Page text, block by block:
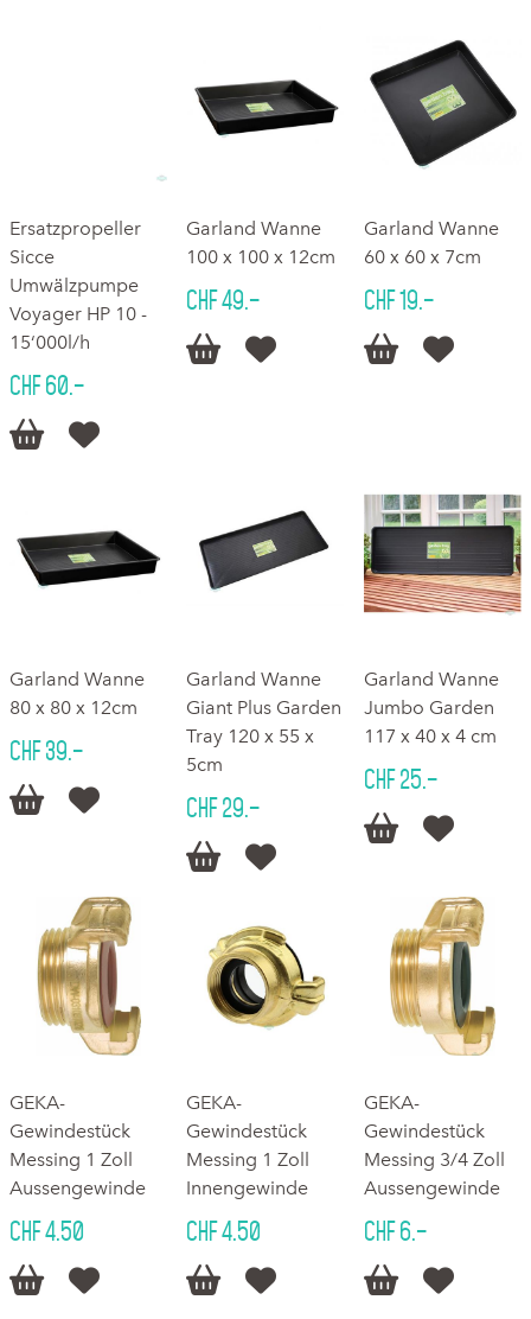
Ersatzpropeller
Sicce
Umwälzpumpe
Voyager HP 10 -
15‘000l/h
CHF 60.–
 
Garland Wanne
100 x 100 x 12cm
CHF 49.–
 
Garland Wanne
60 x 60 x 7cm
CHF 19.–
 
Garland Wanne
80 x 80 x 12cm
CHF 39.–
 
Garland Wanne
Giant Plus Garden
Tray 120 x 55 x
5cm
CHF 29.–
 
Garland Wanne
Jumbo Garden
117 x 40 x 4 cm
CHF 25.–
 
GEKA-
Gewindestück
Messing 1 Zoll
Aussengewinde
CHF 4.50
 
GEKA-
Gewindestück
Messing 1 Zoll
Innengewinde
CHF 4.50
 
GEKA-
Gewindestück
Messing 3/4 Zoll
Aussengewinde
CHF 6.–
 